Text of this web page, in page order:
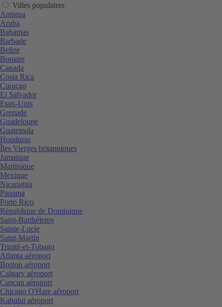
Villes populaires
Antigua
Aruba
Bahamas
Barbade
Belize
Bonaire
Canada
Costa Rica
Curaçao
El Salvador
Etats-Unis
Grenade
Guadeloupe
Guatemala
Honduras
Îles Vierges britanniques
Jamaïque
Martinique
Mexique
Nicaragua
Panama
Porto Rico
République de Dominique
Saint-Barthélemy
Sainte-Lucie
Saint-Martin
Trinité-et-Tobago
Atlanta aéroport
Boston aéroport
Calgary aéroport
Cancun aéroport
Chicago O'Hare aéroport
Kahului aéroport